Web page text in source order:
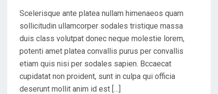
Scelerisque ante platea nullam himenaeos quam
sollicitudin ullamcorper sodales tristique massa
duis class volutpat donec neque molestie lorem,
potenti amet platea convallis purus per convallis
etiam quis nisi per sodales sapien. Bccaecat
cupidatat non proident, sunt in culpa qui officia
deserunt mollit anim id est […]